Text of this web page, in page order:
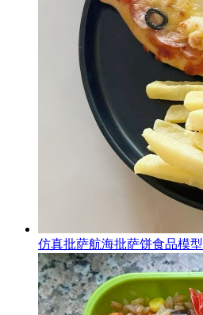
仿真批萨航海批萨饼食品模型